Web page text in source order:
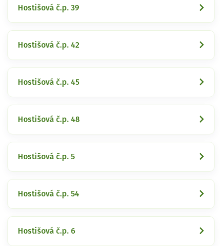
Hostišová č.p. 39
Hostišová č.p. 42
Hostišová č.p. 45
Hostišová č.p. 48
Hostišová č.p. 5
Hostišová č.p. 54
Hostišová č.p. 6